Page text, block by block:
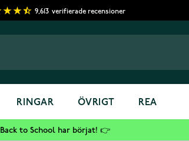
9,613 verifierade recensioner
RINGAR ÖVRIGT REA
Back to School har börjat! 👉